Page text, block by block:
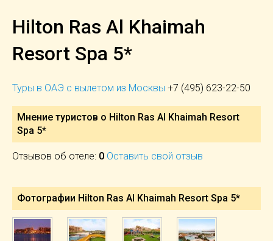
Hilton Ras Al Khaimah
Resort Spa 5*
Туры в ОАЭ с вылетом из Москвы +7 (495) 623-22-50
Мнение туристов о Hilton Ras Al Khaimah Resort
Spa 5*
Отзывов об отеле: 0 Оставить свой отзыв
Фотографии Hilton Ras Al Khaimah Resort Spa 5*